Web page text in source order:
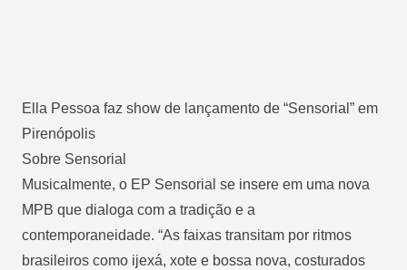
Ella Pessoa faz show de lançamento de “Sensorial” em
Pirenópolis
Sobre Sensorial
Musicalmente, o EP Sensorial se insere em uma nova
MPB que dialoga com a tradição e a
contemporaneidade. “As faixas transitam por ritmos
brasileiros como ijexá, xote e bossa nova, costurados